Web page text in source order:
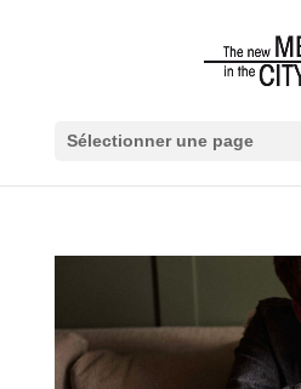
Sélectionner une page